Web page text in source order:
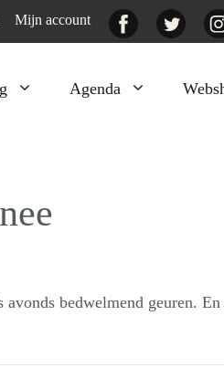
Mijn account Facebook
Agenda
bedwelmend geuren.